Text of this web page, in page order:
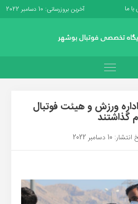
ما آخرین بروزرسانی: 10 دسامبر 2022
ورزش و هیئت فوتبال
گذاشتند
10 دسامبر 2022